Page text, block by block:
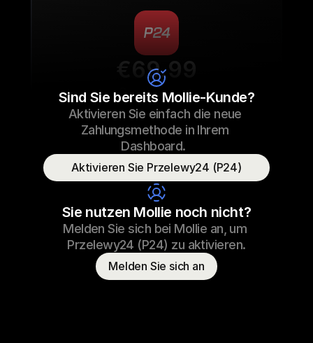
€69.99
Sneaker laces
Sneaker laces
23/09/2022 17:29 €69.99
Consumer name T. Otter
Sind Sie bereits Mollie-Kunde?
Aktivieren Sie einfach die neue
Zahlungsmethode in Ihrem
Dashboard.
Aktivieren Sie Przelewy24 (P24)
Sie nutzen Mollie noch nicht?
Melden Sie sich bei Mollie an, um
Przelewy24 (P24) zu aktivieren.
Melden Sie sich an